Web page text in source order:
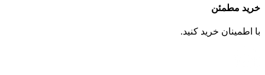
خرید مطمئن
با اطمینان خرید کنید.